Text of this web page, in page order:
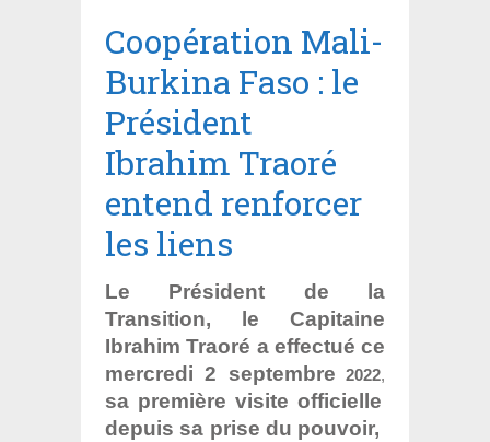
Coopération Mali-
Burkina Faso : le
Président
Ibrahim Traoré
entend renforcer
les liens
Le Président de la
Transition, le Capitaine
Ibrahim Traoré a effectué ce
mercredi 2 septembre 2022,
sa première visite officielle
depuis sa prise du pouvoir,